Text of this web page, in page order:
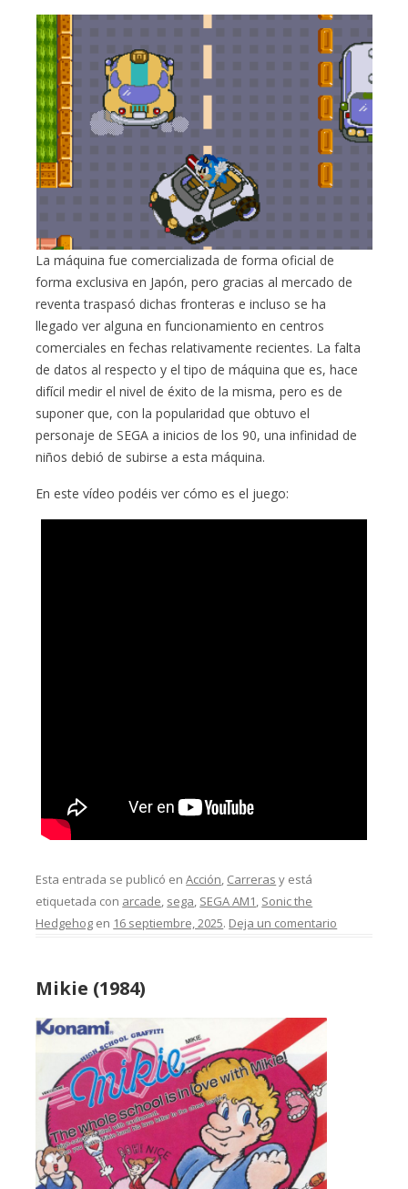
La máquina fue comercializada de forma oficial de
forma exclusiva en Japón, pero gracias al mercado de
reventa traspasó dichas fronteras e incluso se ha
llegado ver alguna en funcionamiento en centros
comerciales en fechas relativamente recientes. La falta
de datos al respecto y el tipo de máquina que es, hace
difícil medir el nivel de éxito de la misma, pero es de
suponer que, con la popularidad que obtuvo el
personaje de SEGA a inicios de los 90, una infinidad de
niños debió de subirse a esta máquina.
En este vídeo podéis ver cómo es el juego:
Esta entrada se publicó enAcción, Carreras y está
etiquetada con arcade, sega, SEGA AM1, Sonic the
Hedgehog en 16 septiembre, 2025. Deja un comentario
Mikie (1984)